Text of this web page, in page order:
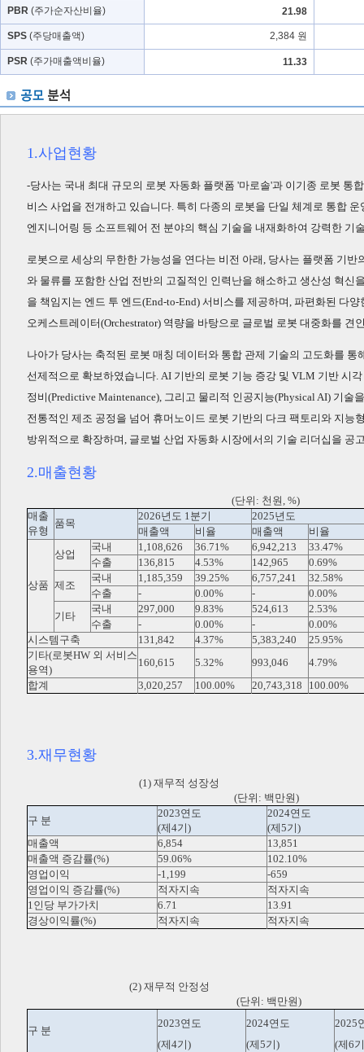
PBR (주가순자산비율) 21.98
SPS (주당매출액) 2,384 원
PSR (주가매출액비율) 11.33
1.사업현황
-당사는 국내 최대 규모의 로봇 자동화 플랫폼 '마로솔'과 이기종 로봇 통
비스 사업을 전개하고 있습니다. 특히 다종의 로봇을 단일 체계로 통합
엔지니어링 등 소프트웨어 전 분야의 핵심 기술을 내재화하여 강력한 기
로봇으로 세상의 무한한 가능성을 연다는 비전 아래, 당사는 플랫폼 기반
와 물류를 포함한 산업 전반의 고질적인 인력난을 해소하고 생산성 혁신
을 책임지는 엔드 투 엔드(End-to-End) 서비스를 제공하며, 파편화된 다
오케스트레이터(Orchestrator) 역량을 바탕으로 글로벌 로봇 대중화를 견
나아가 당사는 축적된 로봇 매칭 데이터와 통합 관제 기술의 고도화를
선제적으로 확보하였습니다. AI 기반의 로봇 기능 증강 및 VLM 기반 시
정비(Predictive Maintenance), 그리고 물리적 인공지능(Physical AI) 기
전통적인 제조 공정을 넘어 휴머노이드 로봇 기반의 다크 팩토리와 지능
방위적으로 확장하며, 글로벌 산업 자동화 시장에서의 기술 리더십을 공
2.매출현황
(단위: 천원, %)
매출
유형
품목
2026년도 1분기
2025년도
매출액
비율 매출액 비율
상품
상업
국내 1,108,626 36.71% 6,942,213
33.47%
수출
136,815 4.53% 142,965
0.69%
제조
국내 1,185,359 39.25% 6,757,241
32.58%
수출
- 0.00% -
0.00%
기타
국내 297,000 9.83% 524,613
2.53%
수출
- 0.00% -
0.00%
시스템구축
131,842 4.37% 5,383,240
25.95%
기타(로봇HW 외 서비스
용역)
160,615 5.32% 993,046
4.79%
합계
3,020,257 100.00% 20,743,318 100.00%
3.재무현황
(1) 재무적 성장성
(단위: 백만원)
구 분
2023연도
2024연도
(제4기)
(제5기)
매출액
6,854
13,851
매출액 증감률(%)
59.06%
102.10%
영업이익
-1,199
-659
영업이익 증감률(%)
적자지속
적자지속
1인당 부가가치
6.71
13.91
경상이익률(%)
적자지속 적자지속
(2) 재무적 안정성
(단위: 백만원)
구 분
2023연도 2024연도
2025
(제4기)
(제5기) (제6